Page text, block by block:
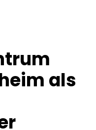
als